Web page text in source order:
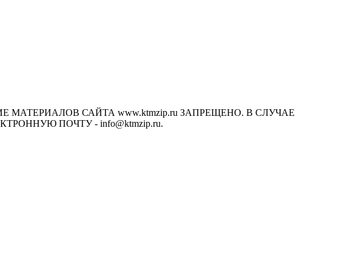
САЙТА www.ktmzip.ru ЗАПРЕЩЕНО. В СЛУЧАЕ
ПОЧТУ - info@ktmzip.ru.